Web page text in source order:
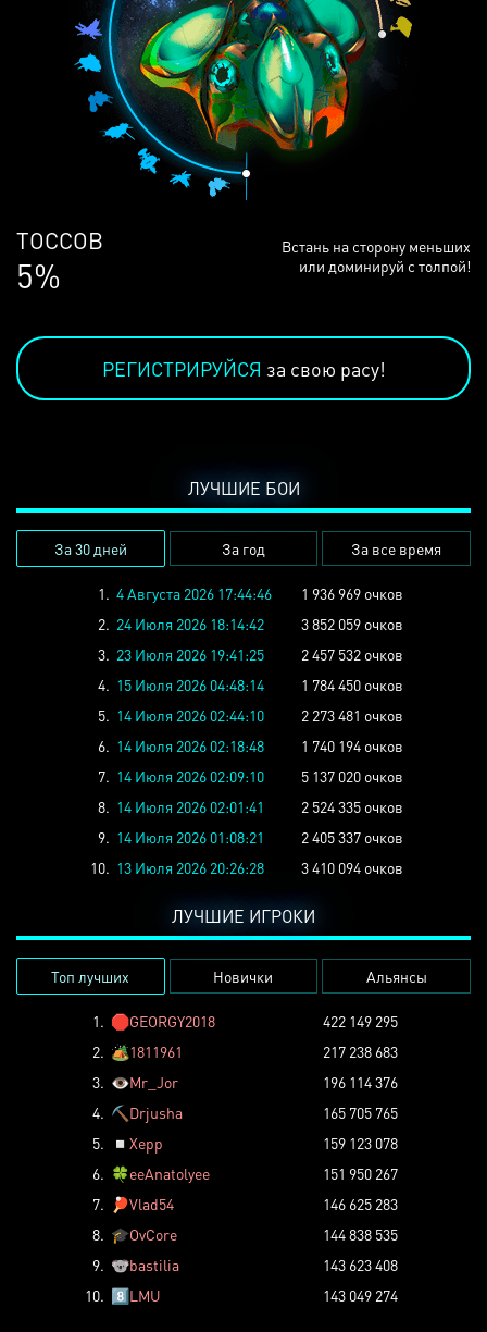
ЛЮДЕЙ
69%
Встань на сторону меньших
или доминируй с толпой!
РЕГИСТРИРУЙСЯ за свою расу!
ЛУЧШИЕ БОИ
За 30 дней За год За все время
1. 4 Августа 2026 17:44:46
1 936 969 очков
2. 24 Июля 2026 18:14:42
3 852 059 очков
3. 23 Июля 2026 19:41:25
2 457 532 очков
4. 15 Июля 2026 04:48:14
1 784 450 очков
5. 14 Июля 2026 02:44:10
2 273 481 очков
6. 14 Июля 2026 02:18:48
1 740 194 очков
7. 14 Июля 2026 02:09:10
5 137 020 очков
8. 14 Июля 2026 02:01:41
2 524 335 очков
9. 14 Июля 2026 01:08:21
2 405 337 очков
10. 13 Июля 2026 20:26:28 3 410 094 очков
ЛУЧШИЕ ИГРОКИ
Топ лучших Новички Альянсы
1. 🛑GEORGY2018
422 149 295
2. 🏕️1811961
217 238 683
3. 👁️Mr_Jor
196 114 376
4. ⛏️ Drjusha
165 705 765
5.
◽ Xepp
159 123 078
6. 🍀eeAnatolyee
151 950 267
7.
🏓Vlad54
146 625 283
8. 🎓OvCore
144 838 535
9. 🐨bastilia
143 623 408
10. 8️⃣LMU 143 049 274